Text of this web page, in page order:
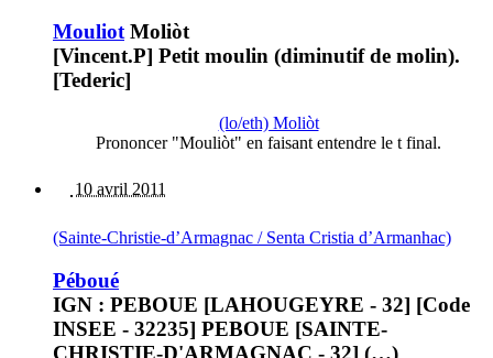
MouliotMoliòt
[Vincent.P] Petit moulin (diminutif de molin).
[Tederic]
(lo/eth) Moliòt
Prononcer "Mouliòt" en faisant entendre le t final.
10 avril 2011
(Sainte-Christie-d’Armagnac / Senta Cristia d’Armanhac)
Péboué
IGN : PEBOUE [LAHOUGEYRE - 32] [Code
INSEE - 32235] PEBOUE [SAINTE-
CHRISTIE-D'ARMAGNAC - 32] (…)